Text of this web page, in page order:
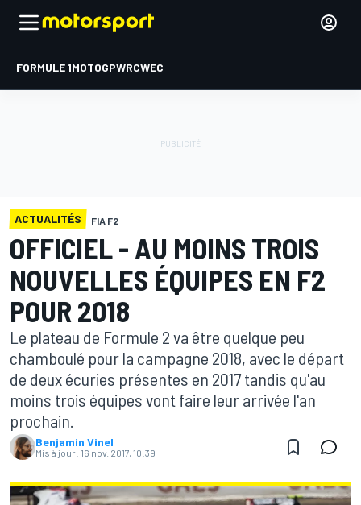
FORMULE 1MOTOGPWRCWEC
ACTUALITÉS FIA F2
OFFICIEL - AU MOINS TROIS
NOUVELLES ÉQUIPES EN F2
POUR 2018
Le plateau de Formule 2 va être quelque peu
chamboulé pour la campagne 2018, avec le départ
de deux écuries présentes en 2017 tandis qu'au
moins trois équipes vont faire leur arrivée l'an
prochain.
Benjamin Vinel
Mis à jour: 16 nov. 2017, 10:39